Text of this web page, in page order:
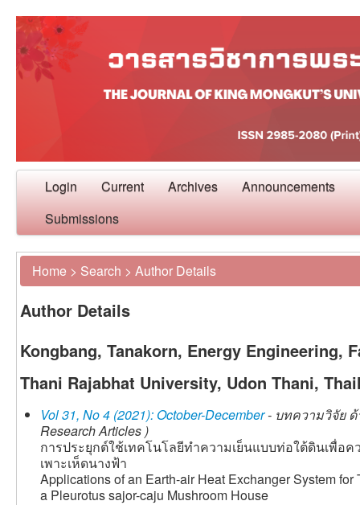
Login Current Archives Announcements
Submissions
Home > Search > Author Details
Author Details
Kongbang, Tanakorn, Energy Engineering,
Thani Rajabhat University, Udon Thani,
Vol 31, No 4 (2021): October-December- บทความวิจัย ด้
Research Articles )
การประยุกต์ใช้เทคโนโลยีทำความเย็นแบบท่อใต้ดินเพื่
เพาะเห็ดนางฟ้า
Applications of an Earth-air Heat Exchanger System
a Pleurotus sajor-caju Mushroom House